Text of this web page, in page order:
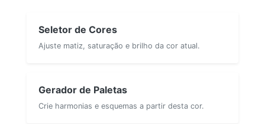
Seletor de Cores
Ajuste matiz, saturação e brilho da cor atual.
Gerador de Paletas
Crie harmonias e esquemas a partir desta cor.